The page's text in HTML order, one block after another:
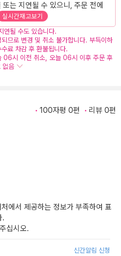
는 지연될 수 있으니, 주문 전에
실시간재고보기
연될 수도 있습니다.
므로 변경 및 취소 불가합니다. 부득이하
료 차감 후 환불됩니다.
시 이전 취소, 오늘 06시 이후 주문 후
없음
100자평 0편 리뷰 0편
에서 제공하는 정보가 부족하여 표
.
십시오.
신간알림 신청